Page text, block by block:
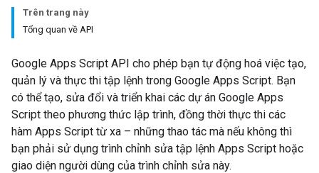
Trên trang này
Tổng quan về API
Google Apps Script API cho phép bạn tự động hoá việc tạo,
quản lý và thực thi tập lệnh trong Google Apps Script. Bạn
có thể tạo, sửa đổi và triển khai các dự án Google Apps
Script theo phương thức lập trình, đồng thời thực thi các
hàm Apps Script từ xa – những thao tác mà nếu không thì
bạn phải sử dụng trình chỉnh sửa tập lệnh Apps Script hoặc
giao diện người dùng của trình chỉnh sửa này.